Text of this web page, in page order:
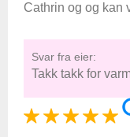
Cathrin og og kan
Svar fra eier:
Takk takk for